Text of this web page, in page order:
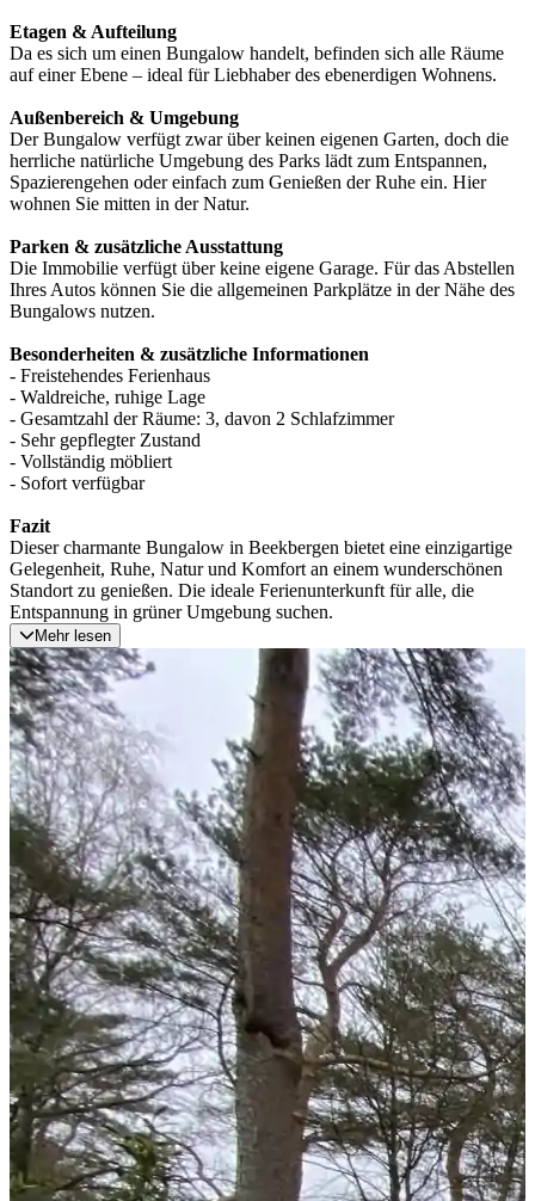
Etagen & Aufteilung
Da es sich um einen Bungalow handelt, befinden sich alle Räume
auf einer Ebene – ideal für Liebhaber des ebenerdigen Wohnens.
Außenbereich & Umgebung
Der Bungalow verfügt zwar über keinen eigenen Garten, doch die
herrliche natürliche Umgebung des Parks lädt zum Entspannen,
Spazierengehen oder einfach zum Genießen der Ruhe ein. Hier
wohnen Sie mitten in der Natur.
Parken & zusätzliche Ausstattung
Die Immobilie verfügt über keine eigene Garage. Für das Abstellen
Ihres Autos können Sie die allgemeinen Parkplätze in der Nähe des
Bungalows nutzen.
Besonderheiten & zusätzliche Informationen
- Freistehendes Ferienhaus
- Waldreiche, ruhige Lage
- Gesamtzahl der Räume: 3, davon 2 Schlafzimmer
- Sehr gepflegter Zustand
- Vollständig möbliert
- Sofort verfügbar
Fazit
Dieser charmante Bungalow in Beekbergen bietet eine einzigartige
Gelegenheit, Ruhe, Natur und Komfort an einem wunderschönen
Standort zu genießen. Die ideale Ferienunterkunft für alle, die
Entspannung in grüner Umgebung suchen.
Mehr lesen